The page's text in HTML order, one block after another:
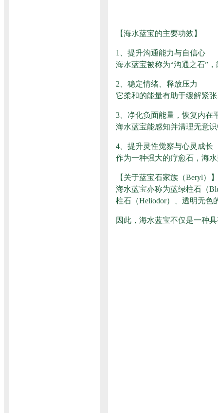
【海水蓝宝的主要功效】
1、提升沟通能力与自信心
海水蓝宝被称为“沟通之石”
2、稳定情绪、释放压力
它柔和的能量有助于缓解紧
3、净化负面能量，恢复内在
海水蓝宝能感知并清理无意
4、提升灵性觉察与心灵成长
作为一种强大的疗愈石，海
【关于蓝宝石家族（Beryl）】
海水蓝宝亦称为蓝绿柱石（
柱石（Heliodor）、透明无色
因此，海水蓝宝不仅是一种